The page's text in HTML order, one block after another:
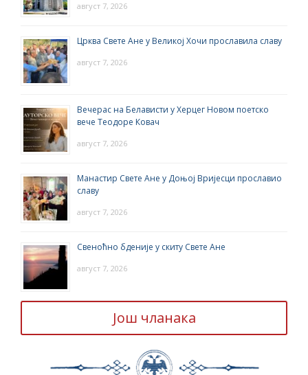
август 7, 2026
Црква Свете Ане у Великој Хочи прославила славу
август 7, 2026
Вечерас на Белависти у Херцег Новом поетско
вече Теодоре Ковач
август 7, 2026
Манастир Свете Ане у Доњој Вријесци прославио
славу
август 7, 2026
Свеноћно бденије у скиту Свете Ане
август 7, 2026
Још чланака